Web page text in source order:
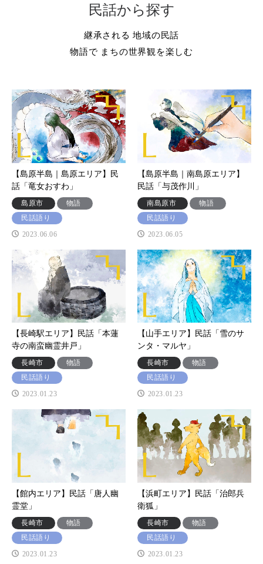
民話から探す
継承される 地域の民話
物語で まちの世界観を楽しむ
【島原半島｜島原エリア】民
話「竜女おすわ」
島原市
物語
民話語り
2023.06.06
【島原半島｜南島原エリア】
民話「与茂作川」
南島原市
物語
民話語り
2023.06.05
【長崎駅エリア】民話「本蓮
寺の南蛮幽霊井戸」
長崎市
物語
民話語り
2023.01.23
【山手エリア】民話「雪のサ
ンタ・マルヤ」
長崎市
物語
民話語り
2023.01.23
【館内エリア】民話「唐人幽
霊堂」
長崎市
物語
民話語り
2023.01.23
【浜町エリア】民話「治郎兵
衛狐」
長崎市
物語
民話語り
2023.01.23